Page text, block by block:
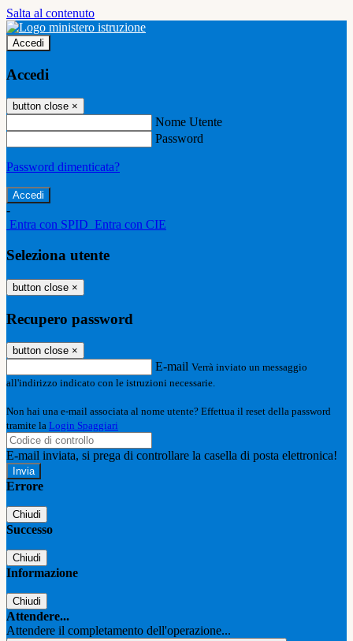
Salta al contenuto
Accedi
Accedi
button close ×
Nome Utente
Password
Password dimenticata?
-
Entra con SPID Entra con CIE
Seleziona utente
button close ×
Recupero password
button close ×
E-mail Verrà inviato un messaggio
all'indirizzo indicato con le istruzioni necessarie.
Non hai una e-mail associata al nome utente? Effettua il reset della password
tramite la Login Spaggiari
E-mail inviata, si prega di controllare la casella di posta elettronica!
Errore
Chiudi
Successo
Chiudi
Informazione
Chiudi
Attendere...
Attendere il completamento dell'operazione...